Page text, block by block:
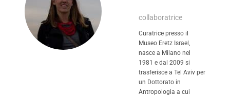
collaboratrice
Curatrice presso il
Museo Eretz Israel,
nasce a Milano nel
1981 e dal 2009 si
trasferisce a Tel Aviv per
un Dottorato in
Antropologia a cui